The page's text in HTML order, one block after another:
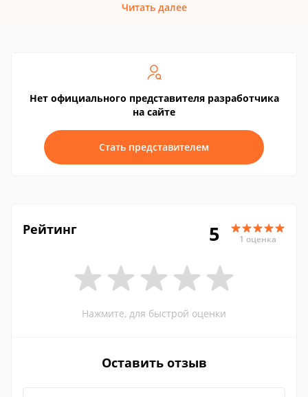
Читать далее
Нет официального представителя разработчика
на сайте
Стать представителем
Рейтинг 5 1 оценка
Нажмите, для быстрой оценки
Оставить отзыв